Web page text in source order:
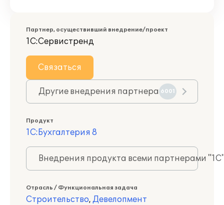
Партнер, осуществивший внедрение/проект
1С:Сервистренд
Связаться
Другие внедрения партнера 6001
Продукт
1С:Бухгалтерия 8
Внедрения продукта всеми партнерами
Отрасль / Функциональная задача
Строительство, Девелопмент